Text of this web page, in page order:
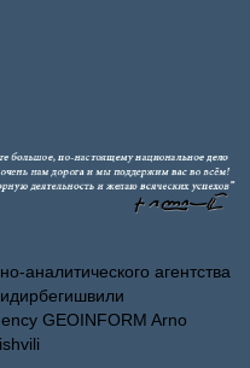
аналитического агентства
GEOINFORM Arno